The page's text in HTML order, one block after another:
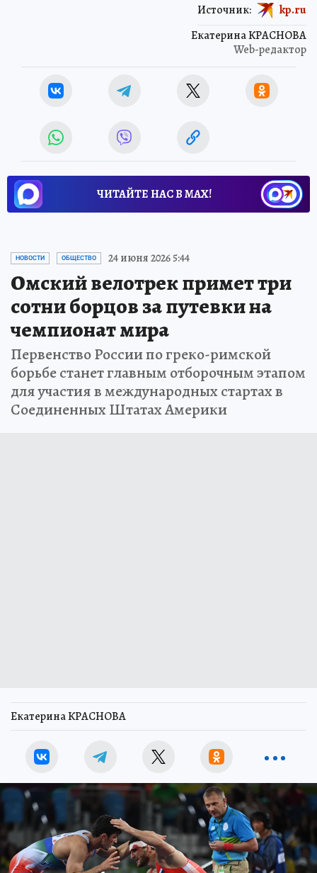
Екатерина КРАСНОВА
Web-редактор
Источник: kp.ru
ЧИТАЙТЕ НАС В МАХ!
НОВОСТИ ОБЩЕСТВО 24 июня 2026 5:44
Омский велотрек примет три
сотни борцов за путевки на
чемпионат мира
Первенство России по греко-римской
борьбе станет главным отборочным этапом
для участия в международных стартах в
Соединенных Штатах Америки
Екатерина КРАСНОВА